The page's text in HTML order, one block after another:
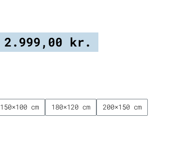
2.999,00 kr.
499,00 kr.
150×100 cm 180×120 cm 200×150 cm